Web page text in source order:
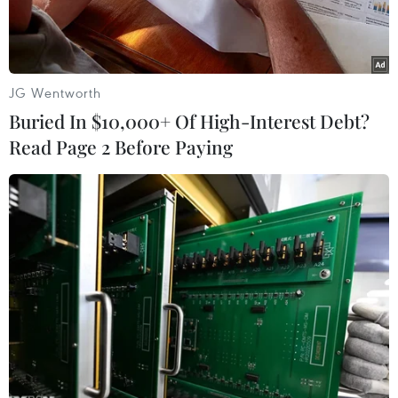
bão Rai.
Các tàu cá vào tránh trú bão tại âu tàu chiều 16/12. (Ảnh:
TTXVN phát)
Ngày 17/12, tỉnh Quảng Trị, Bến Tre và Khánh
Hòa đã kêu gọi, hỗ trợ ngư dân đang hoạt động
JG Wentworth
Buried In $10,000+ Of High-Interest Debt?
Read Page 2 Before Paying